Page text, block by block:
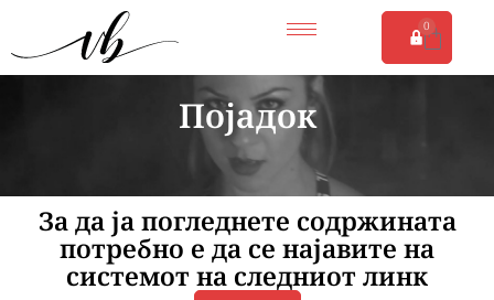
0
Појадок
За да ја погледнете содржината
потребно е да се најавите на
системот на следниот линк